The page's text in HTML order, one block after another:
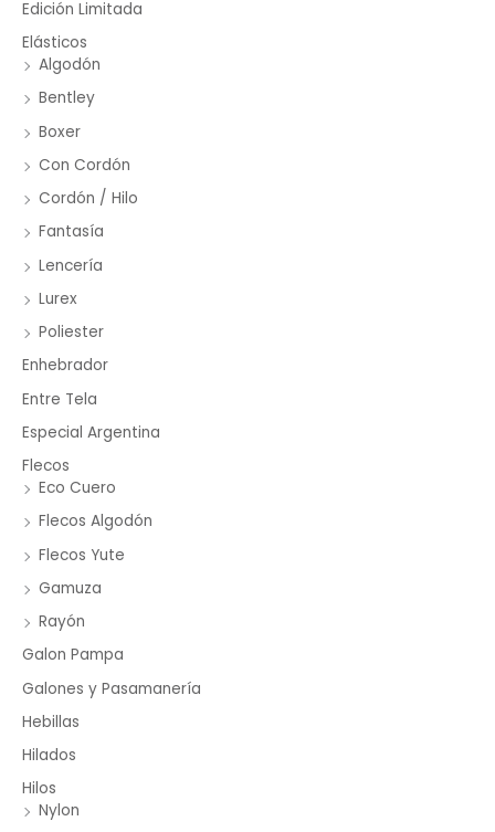
Edición Limitada
Elásticos
Algodón
Bentley
Boxer
Con Cordón
Cordón / Hilo
Fantasía
Lencería
Lurex
Poliester
Enhebrador
Entre Tela
Especial Argentina
Flecos
Eco Cuero
Flecos Algodón
Flecos Yute
Gamuza
Rayón
Galon Pampa
Galones y Pasamanería
Hebillas
Hilados
Hilos
Nylon